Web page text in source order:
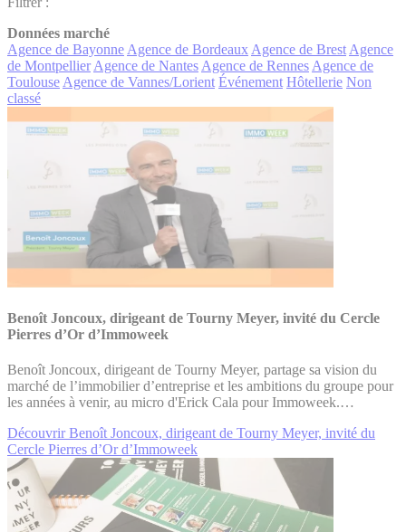
Données marché
Agence de Bayonne Agence de Bordeaux Agence de Brest Agence
de Montpellier Agence de Nantes Agence de Rennes Agence de
Toulouse Agence de Vannes/Lorient Événement Hôtellerie Non
classé
Benoît Joncoux, dirigeant de Tourny Meyer, invité du Cercle
Pierres d’Or d’Immoweek
Benoît Joncoux, dirigeant de Tourny Meyer, partage sa vision du
marché de l’immobilier d’entreprise et les ambitions du groupe pour
les années à venir, au micro d'Erick Cala pour Immoweek.…
Découvrir Benoît Joncoux, dirigeant de Tourny Meyer, invité du
Cercle Pierres d’Or d’Immoweek